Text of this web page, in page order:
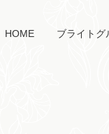
HOME ブライトグ